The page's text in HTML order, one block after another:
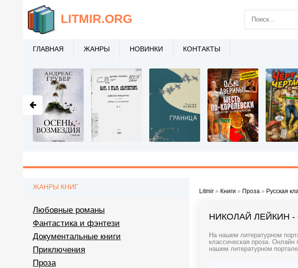
Litmir » Книги » Проза » Русская
НИКОЛАЙ ЛЕЙКИН
На нашем литературном
классическая проза. Онлайн
нашем литературном
ЖАНРЫ КНИГ
Любовные романы
Фантастика и фэнтези
Документальные книги
Приключения
Проза
LITMIR.ORG
ГЛАВНАЯ ЖАНРЫ НОВИНКИ КОНТАКТЫ